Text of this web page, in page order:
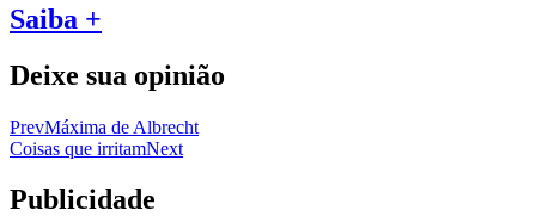
Saiba +
Deixe sua opinião
PrevMáxima de Albrecht
Coisas que irritamNext
Publicidade